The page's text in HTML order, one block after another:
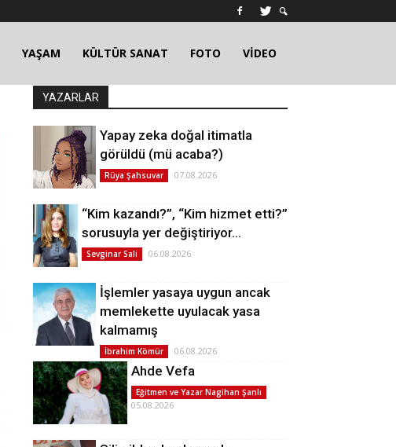
YAŞAM KÜLTÜR SANAT FOTO VİDEO
YAZARLAR
Yapay zeka doğal itimatla
görüldü (mü acaba?)
Rüya Şahsuvar 07.08.2026
“Kim kazandı?”, “Kim hizmet etti?”
sorusuyla yer değiştiriyor…
Sevginar Sali 06.08.2026
İşlemler yasaya uygun ancak
memlekette uyulacak yasa
kalmamış
İbrahim Kömür 06.08.2026
Ahde Vefa
Eğitmen ve Yazar Nagihan Şanlı
05.08.2026